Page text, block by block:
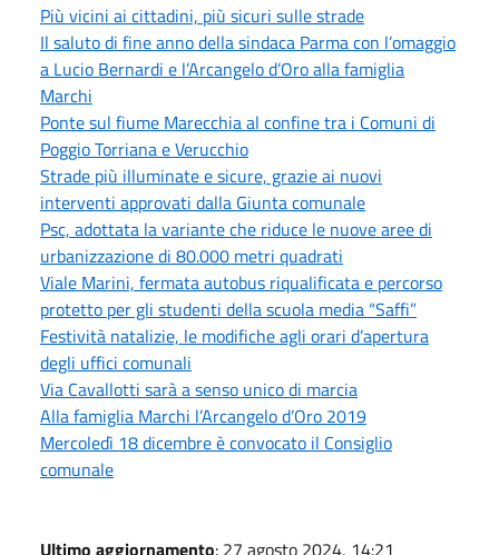
Più vicini ai cittadini, più sicuri sulle strade
Il saluto di fine anno della sindaca Parma con l’omaggio
a Lucio Bernardi e l’Arcangelo d’Oro alla famiglia
Marchi
Ponte sul fiume Marecchia al confine tra i Comuni di
Poggio Torriana e Verucchio
Strade più illuminate e sicure, grazie ai nuovi
interventi approvati dalla Giunta comunale
Psc, adottata la variante che riduce le nuove aree di
urbanizzazione di 80.000 metri quadrati
Viale Marini, fermata autobus riqualificata e percorso
protetto per gli studenti della scuola media “Saffi”
Festività natalizie, le modifiche agli orari d’apertura
degli uffici comunali
Via Cavallotti sarà a senso unico di marcia
Alla famiglia Marchi l’Arcangelo d’Oro 2019
Mercoledì 18 dicembre è convocato il Consiglio
comunale
Ultimo aggiornamento: 27 agosto 2024, 14:21